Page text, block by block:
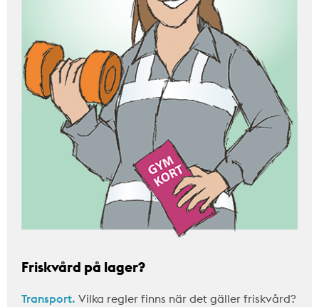
Friskvård på lager?
Transport. Vilka regler finns när det gäller friskvård?